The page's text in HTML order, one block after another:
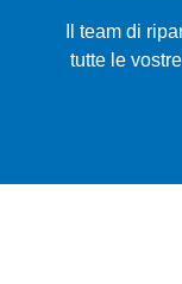
Il team di
tutte le